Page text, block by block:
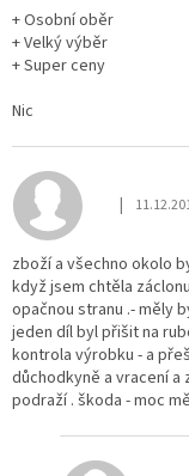
+ Osobní oběr
+ Velký výběr
+ Super ceny
Nic
|
zboží a všechno okolo
když jsem chtěla
opačnou stranu .- měly
jeden díl byl přišit na
kontrola výrobku - a
důchodkyně a vracení
podraží . škoda - moc